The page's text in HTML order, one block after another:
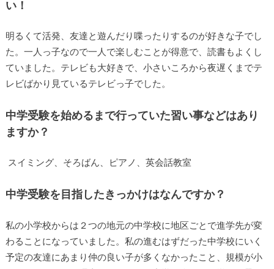
い！
明るくて活発、友達と遊んだり喋ったりするのが好きな子で
した。一人っ子なので一人で楽しむことが得意で、読書もよ
くしていました。テレビも大好きで、小さいころから夜遅く
までテレビばかり見ているテレビっ子でした。
中学受験を始めるまで行っていた習い事などはあり
ますか？
スイミング、そろばん、ピアノ、英会話教室
中学受験を目指したきっかけはなんですか？
私の小学校からは２つの地元の中学校に地区ごとで進学先が
変わることになっていました。私の進むはずだった中学校に
いく予定の友達にあまり仲の良い子が多くなかったこと、規